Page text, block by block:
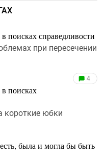
поисках справедливости
при пересечении
поисках
4
короткие юбки
была и могла бы быть